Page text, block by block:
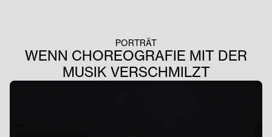
PORTRÄT
WENN CHOREOGRAFIE MIT DER
MUSIK VERSCHMILZT